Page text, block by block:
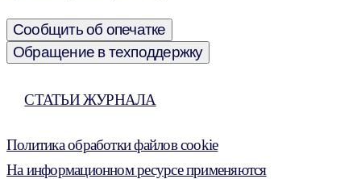
Сообщить об опечатке
Обращение в техподдержку
СТАТЬИ ЖУРНАЛА
Политика обработки файлов cookie
На информационном ресурсе применяются